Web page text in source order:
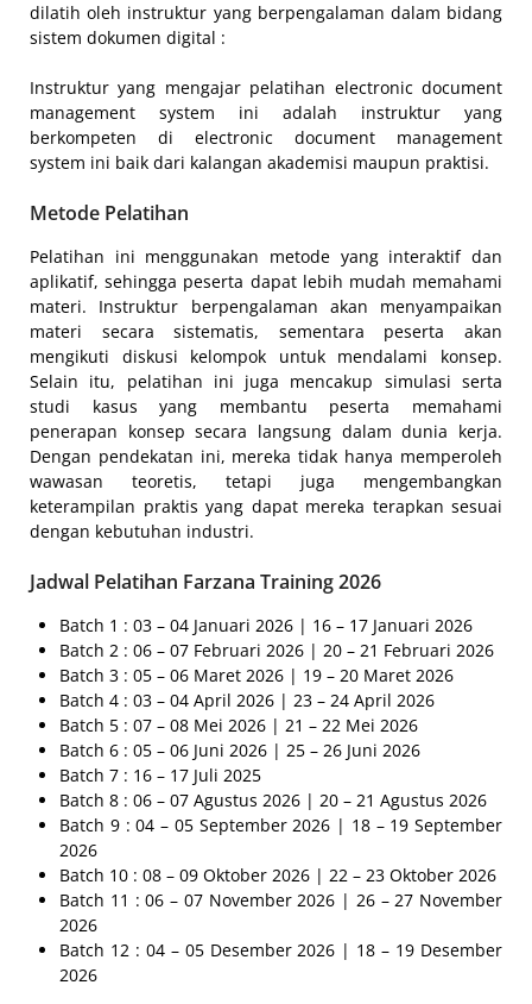
dilatih oleh instruktur yang berpengalaman dalam bidang
sistem dokumen digital :
Instruktur yang mengajar pelatihan electronic document
management system ini adalah instruktur yang
berkompeten di electronic document management
system ini baik dari kalangan akademisi maupun praktisi.
Metode Pelatihan
Pelatihan ini menggunakan metode yang interaktif dan
aplikatif, sehingga peserta dapat lebih mudah memahami
materi. Instruktur berpengalaman akan menyampaikan
materi secara sistematis, sementara peserta akan
mengikuti diskusi kelompok untuk mendalami konsep.
Selain itu, pelatihan ini juga mencakup simulasi serta
studi kasus yang membantu peserta memahami
penerapan konsep secara langsung dalam dunia kerja.
Dengan pendekatan ini, mereka tidak hanya memperoleh
wawasan teoretis, tetapi juga mengembangkan
keterampilan praktis yang dapat mereka terapkan sesuai
dengan kebutuhan industri.
Jadwal Pelatihan Farzana Training 2026
Batch 1 : 03 – 04 Januari 2026 | 16 – 17 Januari 2026
Batch 2 : 06 – 07 Februari 2026 | 20 – 21 Februari 2026
Batch 3 : 05 – 06 Maret 2026 | 19 – 20 Maret 2026
Batch 4 : 03 – 04 April 2026 | 23 – 24 April 2026
Batch 5 : 07 – 08 Mei 2026 | 21 – 22 Mei 2026
Batch 6 : 05 – 06 Juni 2026 | 25 – 26 Juni 2026
Batch 7 : 16 – 17 Juli 2025
Batch 8 : 06 – 07 Agustus 2026 | 20 – 21 Agustus 2026
Batch 9 : 04 – 05 September 2026 | 18 – 19 September
2026
Batch 10 : 08 – 09 Oktober 2026 | 22 – 23 Oktober 2026
Batch 11 : 06 – 07 November 2026 | 26 – 27 November
2026
Batch 12 : 04 – 05 Desember 2026 | 18 – 19 Desember
2026